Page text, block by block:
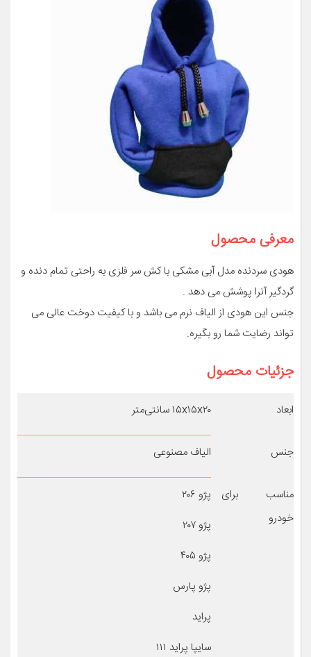
معرفی محصول
هودی سردنده مدل آبی مشکی با کش سر فلزی به راحتی تمام دنده و
گردگیر آنرا پوشش می دهد .
جنس این هودی از الیاف نرم می باشد و با کیفیت دوخت عالی می
تواند رضایت شما رو بگیره.
جزئیات محصول
ابعاد ۱۵x۱۵x۲۰ سانتی‌متر
جنس الیاف مصنوعی
مناسب برای
خودرو
پژو ۲۰۶
پژو ۲۰۷
پژو ۴۰۵
پژو پارس
پراید
سایپا پراید ۱۱۱